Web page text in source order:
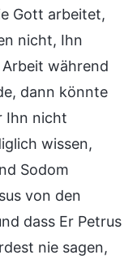
Gott arbeitet,
nicht, Ihn
während
dann könnte
Ihn nicht
wissen,
Sodom
von den
dass Er Petrus
nie sagen,